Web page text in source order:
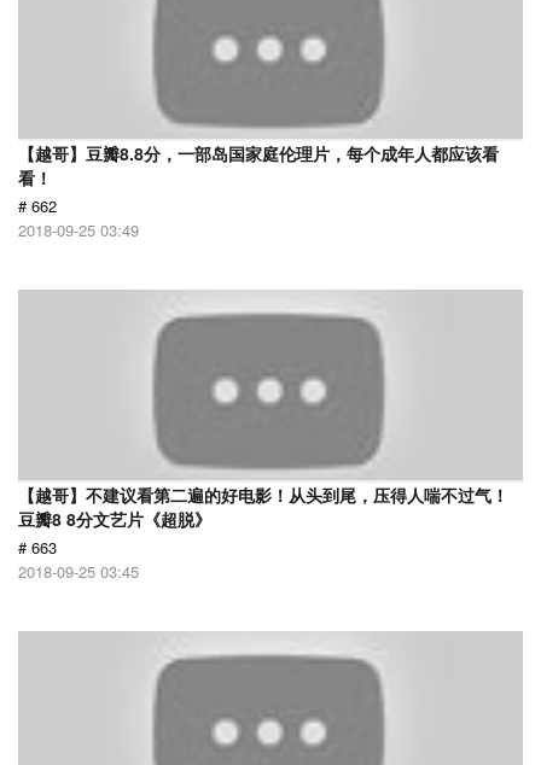
【越哥】豆瓣8.8分，一部岛国家庭伦理片，每个成年人都应该看
看！
# 662
2018-09-25 03:49
【越哥】不建议看第二遍的好电影！从头到尾，压得人喘不过气！
豆瓣8 8分文艺片《超脱》
# 663
2018-09-25 03:45